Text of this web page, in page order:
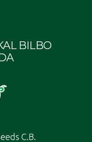
BILBO
C.B.